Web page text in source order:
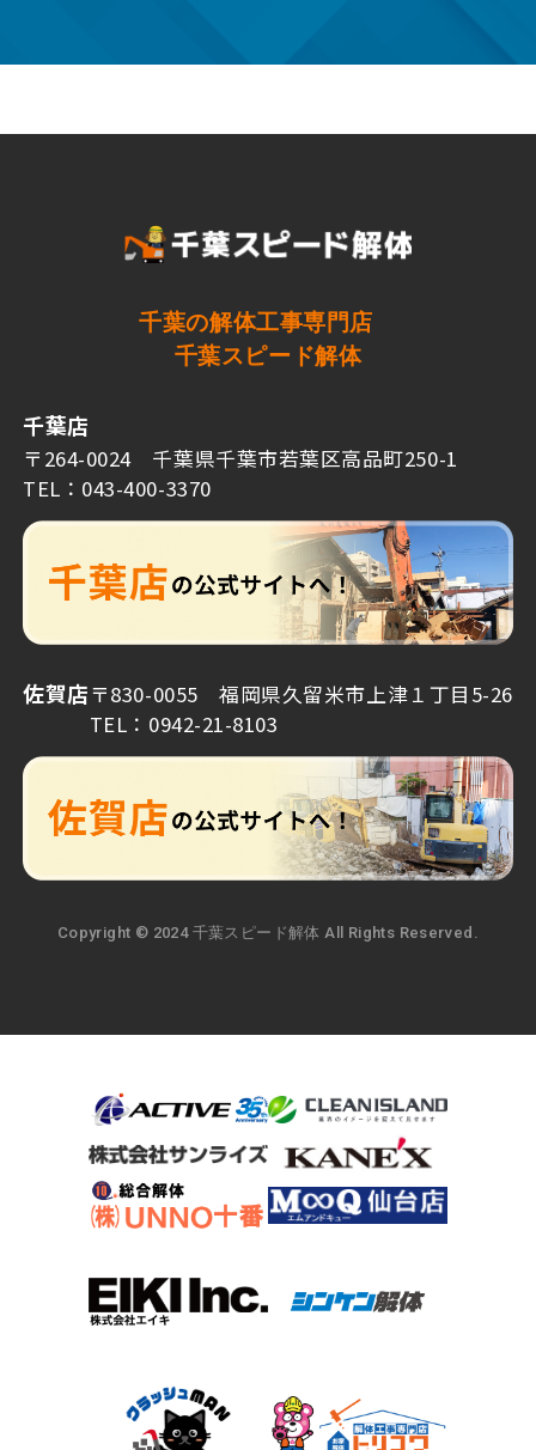
千葉の解体工事専門店
千葉スピード解体
千葉店
〒264-0024 千葉県千葉市若葉区高品町250-1
TEL：043-400-3370
佐賀店〒830-0055 福岡県久留米市上津１丁目5-26
TEL：0942-21-8103
Copyright © 2024 千葉スピード解体 All Rights Reserved.